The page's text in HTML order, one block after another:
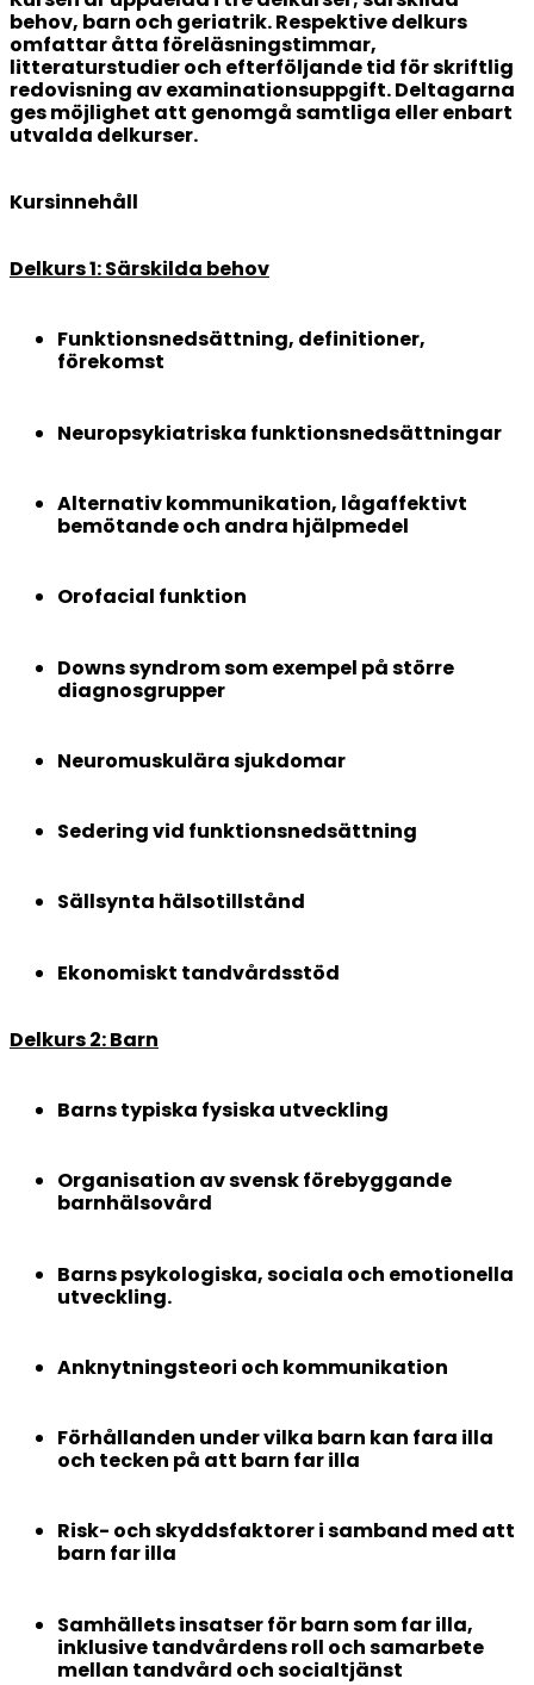
behov, barn och geriatrik. Respektive delkurs
omfattar åtta föreläsningstimmar,
litteraturstudier och efterföljande tid för skriftlig
redovisning av examinationsuppgift. Deltagarna
ges möjlighet att genomgå samtliga eller enbart
utvalda delkurser.
Kursinnehåll
Delkurs 1: Särskilda behov
Funktionsnedsättning, definitioner,
förekomst
Neuropsykiatriska funktionsnedsättningar
Alternativ kommunikation, lågaffektivt
bemötande och andra hjälpmedel
Orofacial funktion
Downs syndrom som exempel på större
diagnosgrupper
Neuromuskulära sjukdomar
Sedering vid funktionsnedsättning
Sällsynta hälsotillstånd
Ekonomiskt tandvårdsstöd
Delkurs 2: Barn
Barns typiska fysiska utveckling
Organisation av svensk förebyggande
barnhälsovård
Barns psykologiska, sociala och emotionella
utveckling.
Anknytningsteori och kommunikation
Förhållanden under vilka barn kan fara illa
och tecken på att barn far illa
Risk- och skyddsfaktorer i samband med att
barn far illa
Samhällets insatser för barn som far illa,
inklusive tandvårdens roll och samarbete
mellan tandvård och socialtjänst